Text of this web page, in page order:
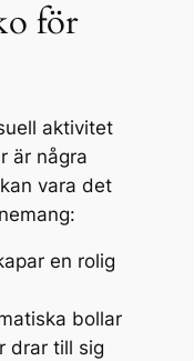
för
aktivitet
är några
vara det
en rolig
bollar
drar till sig